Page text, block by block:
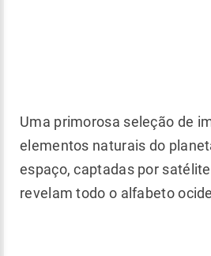
Uma primorosa seleção de
elementos naturais do
espaço, captadas por
revelam todo o alfabeto